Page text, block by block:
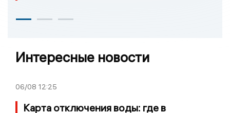
Интересные новости
06/08 12:25
Карта отключения воды: где в